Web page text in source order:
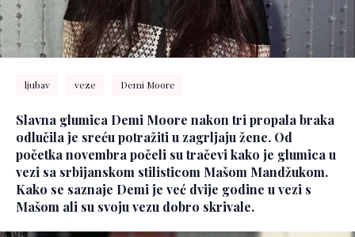
ljubav veze Demi Moore
Slavna glumica Demi Moore nakon tri propala braka
odlučila je sreću potražiti u zagrljaju žene. Od
početka novembra počeli su tračevi kako je glumica u
vezi sa srbijanskom stilisticom Mašom Mandžukom.
Kako se saznaje Demi je već dvije godine u vezi s
Mašom ali su svoju vezu dobro skrivale.